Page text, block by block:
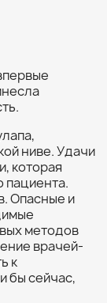
ниве. Удачи
которая
пациента.
Опасные и
методов
врачей-
к
бы сейчас,